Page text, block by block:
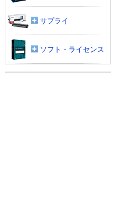
サプライ
ソフト・ライセンス